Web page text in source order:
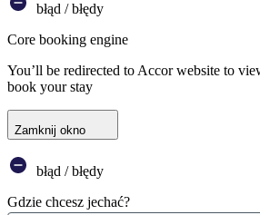
błąd / błędy
Core booking engine
You’ll be redirected to Accor website to
book your stay
Zamknij okno
błąd / błędy
Gdzie chcesz jechać?